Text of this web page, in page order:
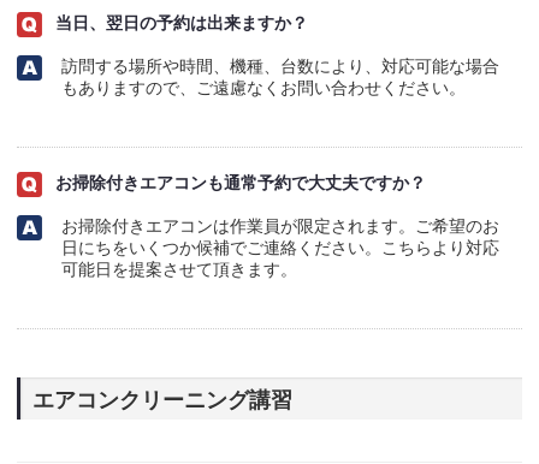
当日、翌日の予約は出来ますか？
訪問する場所や時間、機種、台数により、対応可能な場合
もありますので、ご遠慮なくお問い合わせください。
お掃除付きエアコンも通常予約で大丈夫ですか？
お掃除付きエアコンは作業員が限定されます。ご希望のお
日にちをいくつか候補でご連絡ください。こちらより対応
可能日を提案させて頂きます。
エアコンクリーニング講習